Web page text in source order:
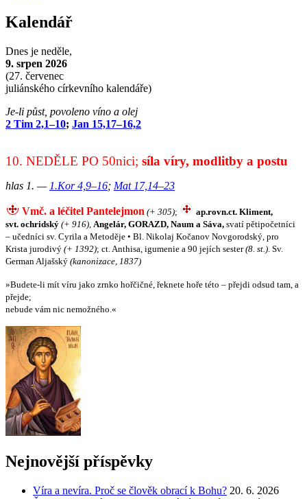
Kalendář
Dnes je neděle,
9. srpen 2026
(27. červenec
juliánského církevního kalendáře)
Je-li půst, povoleno víno a olej
2 Tim 2,1–10; Jan 15,17–16,2
10. NEDĚLE PO 50nici; síla víry, modlitby a postu
hlas 1. — 1.Kor 4,9–16; Mat 17,14–23
Vmč. a léčitel Pantelejmon (+ 305);
ap.rovn.ct. Kliment,
svt. ochridský (+ 916), Angelár, GORAZD, Naum a Sáva, svatí pětipočetníci
– učedníci sv. Cyrila a Metoděje • Bl. Nikolaj Kočanov Novgorodský, pro
Krista jurodivý (+ 1392); ct. Anthisa, igumenie a 90 jejích sester(8. st.). Sv.
German Aljašský (kanonizace, 1837)
»Budete-li mít víru jako zrnko hořčičné, řeknete hoře této – přejdi odsud tam, a
přejde;
nebude vám nic nemožného.«
Nejnovější příspěvky
Víra a nevíra. Proč se člověk obrací k Bohu? 20. 6. 2026